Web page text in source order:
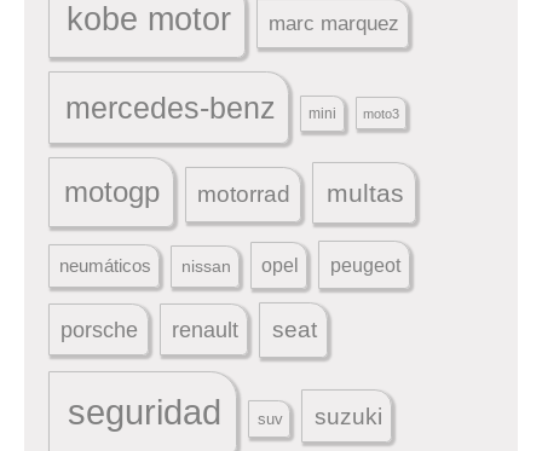
kobe motor marc marquez
mercedes-benz mini moto3
motogp motorrad multas
neumáticos nissan opel peugeot
porsche renault seat
seguridad suv suzuki